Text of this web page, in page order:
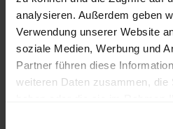
analysieren. Außerdem geben
Verwendung unserer Website
soziale Medien, Werbung und
Partner führen diese
weiteren Daten zusammen, die
lose Ware
September
2025
Januar
250 €
Die aktuelle Preisentwicklung